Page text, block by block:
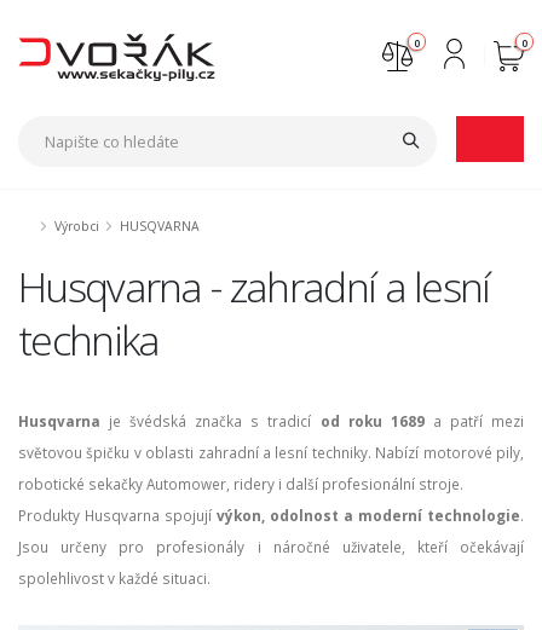
0
0
Výrobci HUSQVARNA
Husqvarna - zahradní a lesní
technika
Husqvarna je švédská značka s tradicí od roku 1689 a patří mezi
světovou špičku v oblasti zahradní a lesní techniky. Nabízí motorové pily,
robotické sekačky Automower, ridery i další profesionální stroje.
Produkty Husqvarna spojují výkon, odolnost a moderní technologie.
Jsou určeny pro profesionály i náročné uživatele, kteří očekávají
spolehlivost v každé situaci.